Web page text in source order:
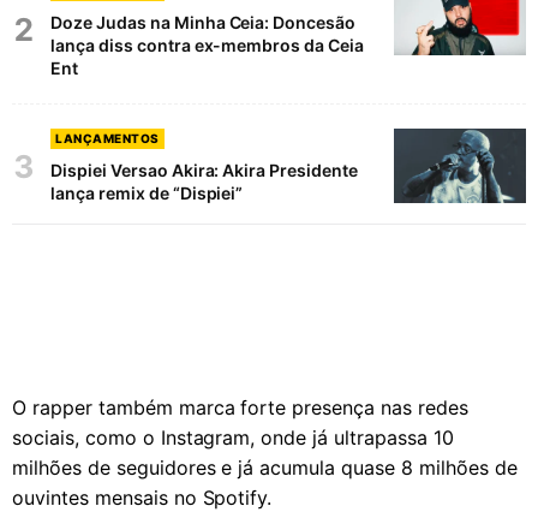
2
Doze Judas na Minha Ceia: Doncesão
lança diss contra ex-membros da Ceia
Ent
3
LANÇAMENTOS
Dispiei Versao Akira: Akira Presidente
lança remix de “Dispiei”
O rapper também marca forte presença nas redes
sociais, como o Instagram, onde já ultrapassa 10
milhões de seguidores e já acumula quase 8 milhões de
ouvintes mensais no Spotify.